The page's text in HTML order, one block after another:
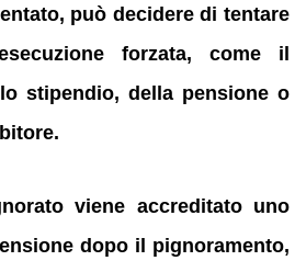
può decidere di tentare
forzata, come il
stipendio, della pensione o
viene accreditato uno
dopo il pignoramento,